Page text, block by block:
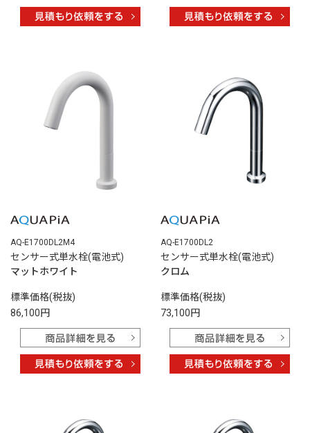
AQ-E1700DL2M4
センサー式単水栓(電池式)
マットホワイト
標準価格(税抜)
86,100円
AQ-E1700DL2
センサー式単水栓(電池式)
クロム
標準価格(税抜)
73,100円